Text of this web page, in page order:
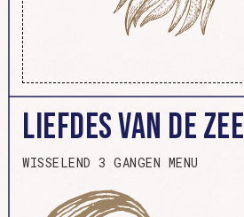
Liefdes van de Zee
WISSELEND 3 GANGEN MENU